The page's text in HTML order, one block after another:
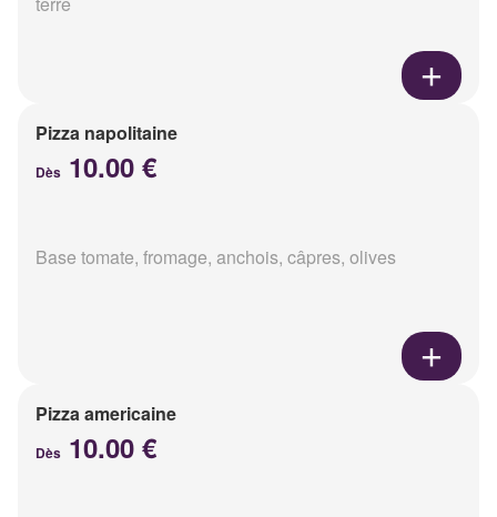
Pizza napolitaine
Dès 10.00 €
Base tomate, fromage, anchois, câpres, olives
Pizza americaine
Dès 10.00 €